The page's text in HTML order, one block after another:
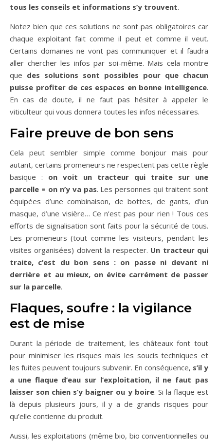
tous les conseils et informations s’y trouvent.
Notez bien que ces solutions ne sont pas obligatoires car
chaque exploitant fait comme il peut et comme il veut.
Certains domaines ne vont pas communiquer et il faudra
aller chercher les infos par soi-même. Mais cela montre
que des solutions sont possibles pour que chacun
puisse profiter de ces espaces en bonne intelligence.
En cas de doute, il ne faut pas hésiter à appeler le
viticulteur qui vous donnera toutes les infos nécessaires.
Faire preuve de bon sens
Cela peut sembler simple comme bonjour mais pour
autant, certains promeneurs ne respectent pas cette règle
basique : on voit un tracteur qui traite sur une
parcelle = on n’y va pas. Les personnes qui traitent sont
équipées d’une combinaison, de bottes, de gants, d’un
masque, d’une visière… Ce n’est pas pour rien ! Tous ces
efforts de signalisation sont faits pour la sécurité de tous.
Les promeneurs (tout comme les visiteurs, pendant les
visites organisées) doivent la respecter. Un tracteur qui
traite, c’est du bon sens : on passe ni devant ni
derrière et au mieux, on évite carrément de passer
sur la parcelle.
Flaques, soufre : la vigilance
est de mise
Durant la période de traitement, les châteaux font tout
pour minimiser les risques mais les soucis techniques et
les fuites peuvent toujours subvenir. En conséquence, s’il y
a une flaque d’eau sur l’exploitation, il ne faut pas
laisser son chien s’y baigner ou y boire. Si la flaque est
là depuis plusieurs jours, il y a de grands risques pour
qu’elle contienne du produit.
Aussi, les exploitations (même bio, bio conventionnelles ou